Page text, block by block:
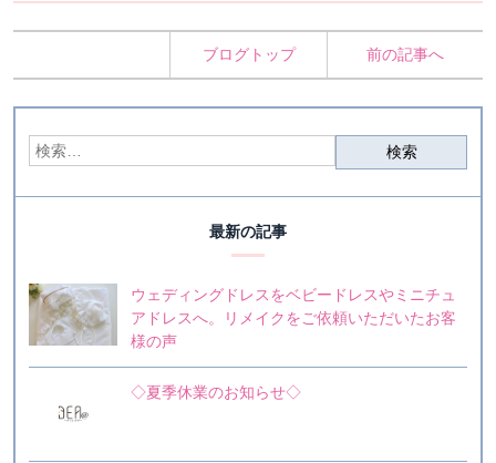
ブログトップ 前の記事へ
最新の記事
ウェディングドレスをベビードレスやミニチュ
アドレスへ。リメイクをご依頼いただいたお客
様の声
◇夏季休業のお知らせ◇